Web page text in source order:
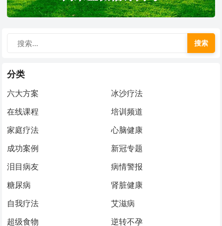
搜索
分类
六大方案
冰沙疗法
在线课程
培训频道
家庭疗法
心脑健康
成功案例
新冠专题
泪目病友
病情警报
糖尿病
肾脏健康
自我疗法
艾滋病
超级食物
逆转不孕